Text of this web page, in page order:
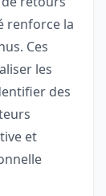
renforce la
Ces
les
des
et